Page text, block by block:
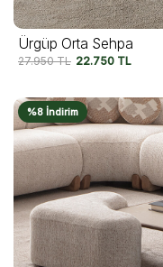
Ürgüp Orta Sehpa
27.950TL 22.750 TL
%8 İndirim